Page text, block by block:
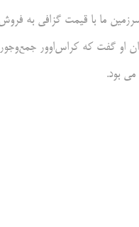
او گفت که کراس‌اوور